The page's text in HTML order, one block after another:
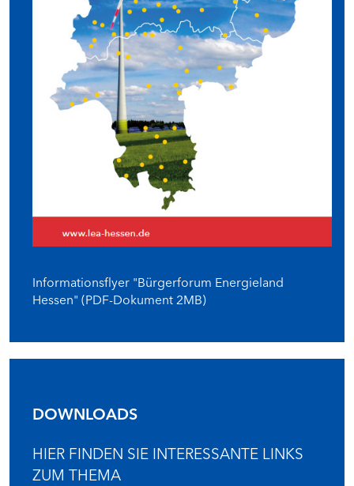
Informationsflyer "Bürgerforum Energieland
Hessen" (PDF-Dokument 2MB)
DOWNLOADS
HIER FINDEN SIE INTERESSANTE LINKS
ZUM THEMA